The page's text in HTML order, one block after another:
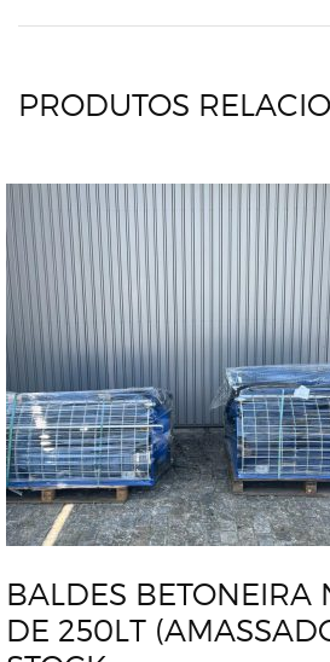
PRODUTOS
BALDES BETONEIRA
DE 250LT